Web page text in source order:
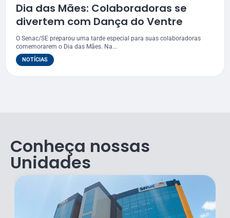
Dia das Mães: Colaboradoras se
divertem com Dança do Ventre
O Senac/SE preparou uma tarde especial para suas colaboradoras
comemorarem o Dia das Mães. Na...
NOTÍCIAS
Conheça nossas
Unidades